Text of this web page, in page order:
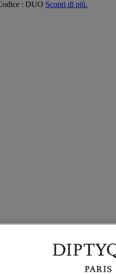
: DUO Scopri di più.